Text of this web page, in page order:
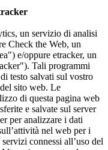
un servizio di analisi
Check the Web, un
e/oppure etracker, un
Tali programmi
testo salvati sul vostro
sito web. Le
di questa pagina web
e salvate sul server
per analizzare i dati
nel web per i
connessi all’uso del